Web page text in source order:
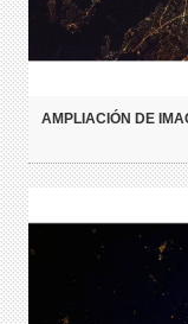
AMPLIACIÓN DE